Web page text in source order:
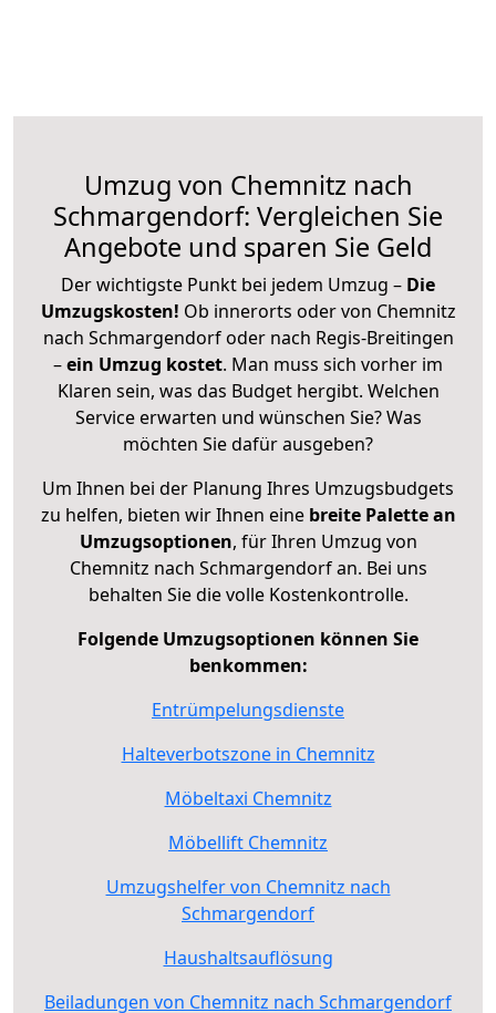
Umzug von Chemnitz nach
Schmargendorf: Vergleichen Sie
Angebote und sparen Sie Geld
Der wichtigste Punkt bei jedem Umzug – Die
Umzugskosten! Ob innerorts oder von Chemnitz
nach Schmargendorf oder nach Regis-Breitingen
–ein Umzug kostet. Man muss sich vorher im
Klaren sein, was das Budget hergibt. Welchen
Service erwarten und wünschen Sie? Was
möchten Sie dafür ausgeben?
Um Ihnen bei der Planung Ihres Umzugsbudgets
zu helfen, bieten wir Ihnen eine breite Palette an
Umzugsoptionen, für Ihren Umzug von
Chemnitz nach Schmargendorf an. Bei uns
behalten Sie die volle Kostenkontrolle.
Folgende Umzugsoptionen können Sie
benkommen:
Entrümpelungsdienste
Halteverbotszone in Chemnitz
Möbeltaxi Chemnitz
Möbellift Chemnitz
Umzugshelfer von Chemnitz nach
Schmargendorf
Haushaltsauflösung
Beiladungen von Chemnitz nach Schmargendorf